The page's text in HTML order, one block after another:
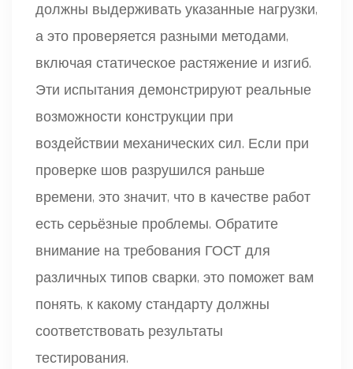
должны выдерживать указанные нагрузки,
а это проверяется разными методами,
включая статическое растяжение и изгиб.
Эти испытания демонстрируют реальные
возможности конструкции при
воздействии механических сил. Если при
проверке шов разрушился раньше
времени, это значит, что в качестве работ
есть серьёзные проблемы. Обратите
внимание на требования ГОСТ для
различных типов сварки, это поможет вам
понять, к какому стандарту должны
соответствовать результаты
тестирования.